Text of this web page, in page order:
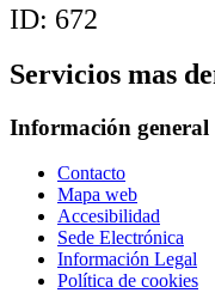
ID: 672
Servicios mas
Información general
Contacto
Mapa web
Accesibilidad
Sede Electrónica
Información Legal
Política de cookies